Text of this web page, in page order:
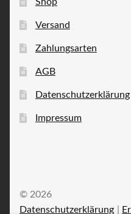
Shop
Versand
Zahlungsarten
AGB
Datenschutzerklärung
Impressum
© 2026
Datenschutzerklärung